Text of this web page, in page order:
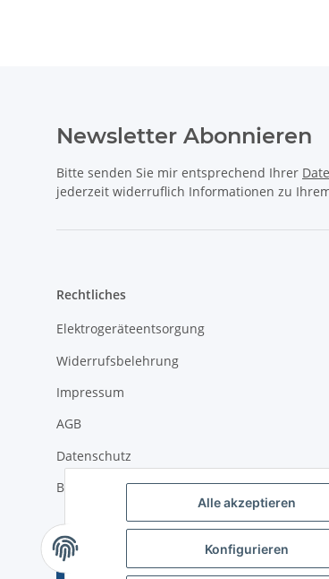
Alle akzeptieren
Konfigurieren
Newsletter Abonnieren
Bitte senden Sie mir entsprechend Ihrer
jederzeit widerruflich Informationen zu
Rechtliches
Elektrogeräteentsorgung
Widerrufsbelehrung
Impressum
AGB
Datenschutz
Batterieentsorgung
Vertrag widerrufen